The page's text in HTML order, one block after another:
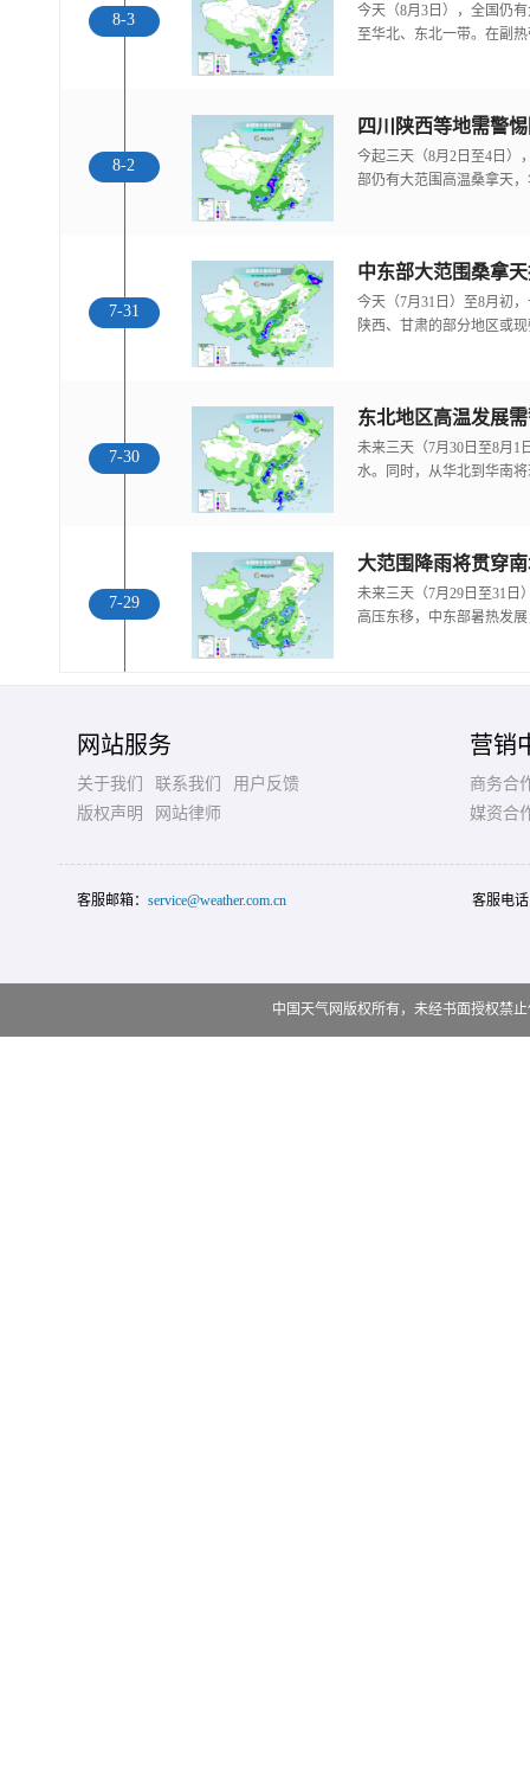
8-3
今天（8月3日），全国仍
至华北、东北一带。在副
8-2
今起三天（8月2日至4日）
部仍有大范围高温桑拿天
7-31
中东部大范围桑拿
今天（7月31日）至8月初
陕西、甘肃的部分地区或
7-30
东北地区高温发展
未来三天（7月30日至8月1
水。同时，从华北到华南
7-29
大范围降雨将贯穿
未来三天（7月29日至31日
高压东移，中东部暑热发
网站服务
关于我们 联系我们
用户反馈
版权声明
网站律师
营销
商务合
媒资合
客服邮箱： service@weather.com.cn 客服电
中国天气网版权所有，未经书面授权